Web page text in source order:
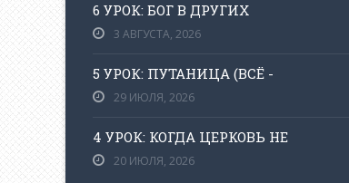
6 УРОК: БОГ В ДРУГИХ
3 АВГУСТА, 2026
5 УРОК: ПУТАНИЦА (ВСЁ -
29 ИЮЛЯ, 2026
4 УРОК: КОГДА ЦЕРКОВЬ НЕ
20 ИЮЛЯ, 2026